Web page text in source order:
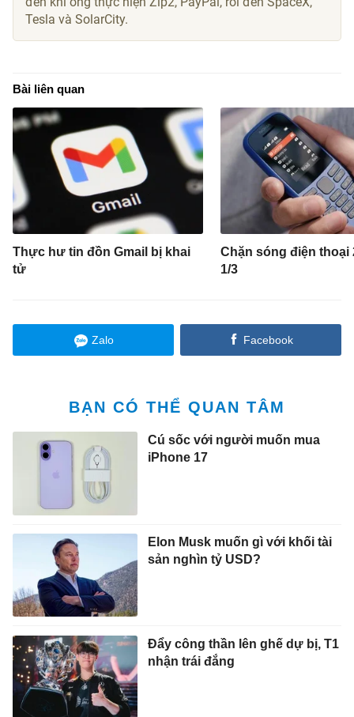
Tesla và SolarCity.
Bài liên quan
Thực hư tin đồn Gmail bị khai
tử
Chặn sóng điện thoại
1/3
Zalo Facebook
BẠN CÓ THỂ QUAN TÂM
Cú sốc với người muốn mua
iPhone 17
Elon Musk muốn gì với khối tài
sản nghìn tỷ USD?
Đẩy công thần lên ghế dự bị, T1
nhận trái đắng